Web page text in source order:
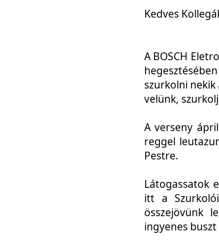
Kedves
A BOSCH
szurkolni
velünk,
A verseny
reggel
Pestre.
Látogassatok
itt a
összejövünk
ingyenes